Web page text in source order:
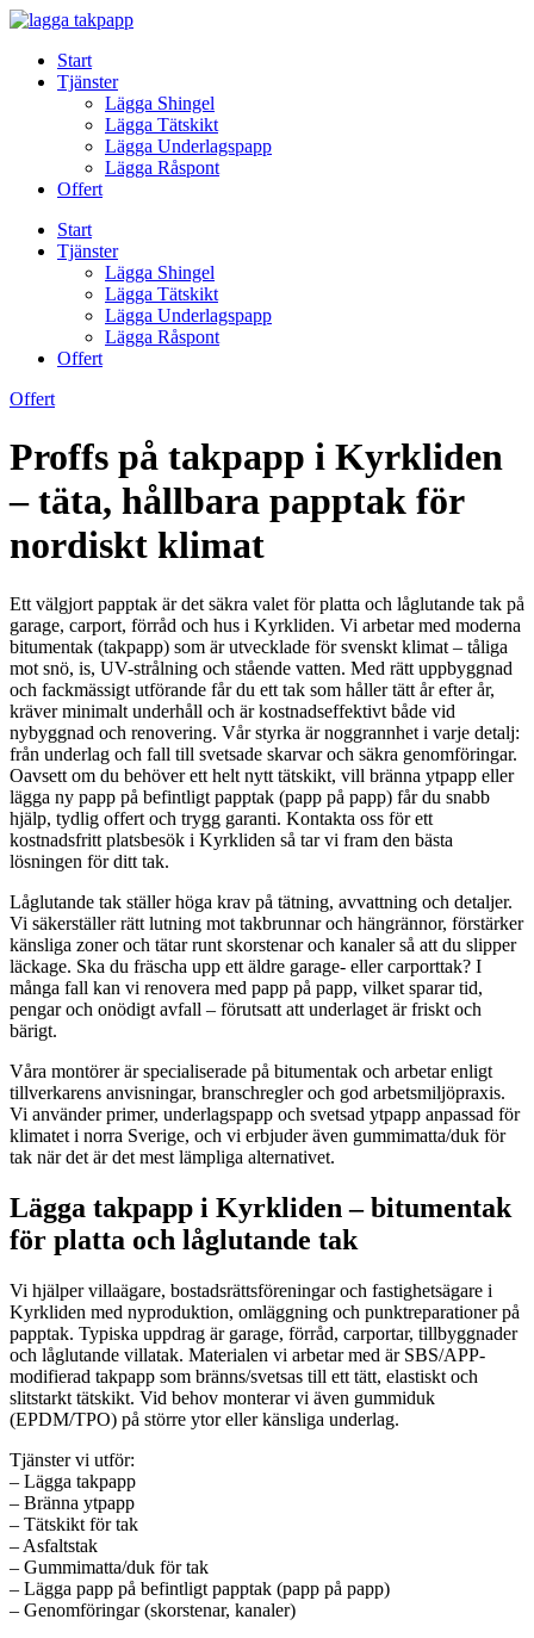
Skip
contentStart
Tjänster
Lägga Shingel
Lägga Tätskikt
Lägga Underlagspapp
Lägga Råspont
Offert
Start
Tjänster
Lägga Shingel
Lägga Tätskikt
Lägga Underlagspapp
Lägga Råspont
Offert
Offert
Proffs på takpapp i Kyrkliden
– täta, hållbara papptak för
nordiskt klimat
Ett välgjort papptak är det säkra valet för platta och låglutande tak på
garage, carport, förråd och hus i Kyrkliden. Vi arbetar med moderna
bitumentak (takpapp) som är utvecklade för svenskt klimat – tåliga
mot snö, is, UV-strålning och stående vatten. Med rätt uppbyggnad
och fackmässigt utförande får du ett tak som håller tätt år efter år,
kräver minimalt underhåll och är kostnadseffektivt både vid
nybyggnad och renovering. Vår styrka är noggrannhet i varje detalj:
från underlag och fall till svetsade skarvar och säkra genomföringar.
Oavsett om du behöver ett helt nytt tätskikt, vill bränna ytpapp eller
lägga ny papp på befintligt papptak (papp på papp) får du snabb
hjälp, tydlig offert och trygg garanti. Kontakta oss för ett
kostnadsfritt platsbesök i Kyrkliden så tar vi fram den bästa
lösningen för ditt tak.
Låglutande tak ställer höga krav på tätning, avvattning och detaljer.
Vi säkerställer rätt lutning mot takbrunnar och hängrännor, förstärker
känsliga zoner och tätar runt skorstenar och kanaler så att du slipper
läckage. Ska du fräscha upp ett äldre garage- eller carporttak? I
många fall kan vi renovera med papp på papp, vilket sparar tid,
pengar och onödigt avfall – förutsatt att underlaget är friskt och
bärigt.
Våra montörer är specialiserade på bitumentak och arbetar enligt
tillverkarens anvisningar, branschregler och god arbetsmiljöpraxis.
Vi använder primer, underlagspapp och svetsad ytpapp anpassad för
klimatet i norra Sverige, och vi erbjuder även gummimatta/duk för
tak när det är det mest lämpliga alternativet.
Lägga takpapp i Kyrkliden – bitumentak
för platta och låglutande tak
Vi hjälper villaägare, bostadsrättsföreningar och fastighetsägare i
Kyrkliden med nyproduktion, omläggning och punktreparationer på
papptak. Typiska uppdrag är garage, förråd, carportar, tillbyggnader
och låglutande villatak. Materialen vi arbetar med är SBS/APP-
modifierad takpapp som bränns/svetsas till ett tätt, elastiskt och
slitstarkt tätskikt. Vid behov monterar vi även gummiduk
(EPDM/TPO) på större ytor eller känsliga underlag.
Tjänster vi utför:
– Lägga takpapp
– Bränna ytpapp
– Tätskikt för tak
– Asfaltstak
– Gummimatta/duk för tak
– Lägga papp på befintligt papptak (papp på papp)
– Genomföringar (skorstenar, kanaler)